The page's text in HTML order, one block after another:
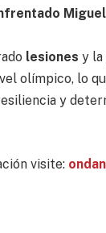
lesiones y la
olímpico, lo
y
visite: